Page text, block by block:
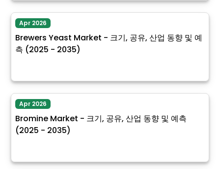
Apr 2026
Brewers Yeast Market - 크기, 공유, 산업 동향 및 예
측 (2025 - 2035)
Apr 2026
Bromine Market - 크기, 공유, 산업 동향 및 예측
(2025 - 2035)